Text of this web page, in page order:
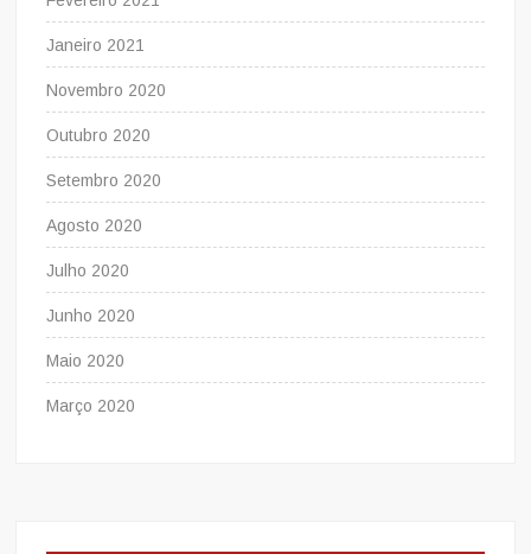
Janeiro 2021
Novembro 2020
Outubro 2020
Setembro 2020
Agosto 2020
Julho 2020
Junho 2020
Maio 2020
Março 2020